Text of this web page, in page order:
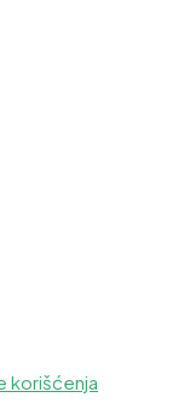
korišćenja